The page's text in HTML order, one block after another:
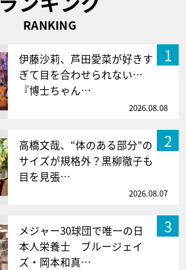
RANKING
1
伊藤沙莉、芦田愛菜が好きす
ぎて目を合わせられない…
『博士ちゃん…
2026.08.08
2
高橋文哉、“体のある部分”の
サイズが規格外？黒柳徹子も
目を見張…
2026.08.07
3
メジャー30球団で唯一の日
本人栄養士 ブルージェイ
ズ・岡本和真…